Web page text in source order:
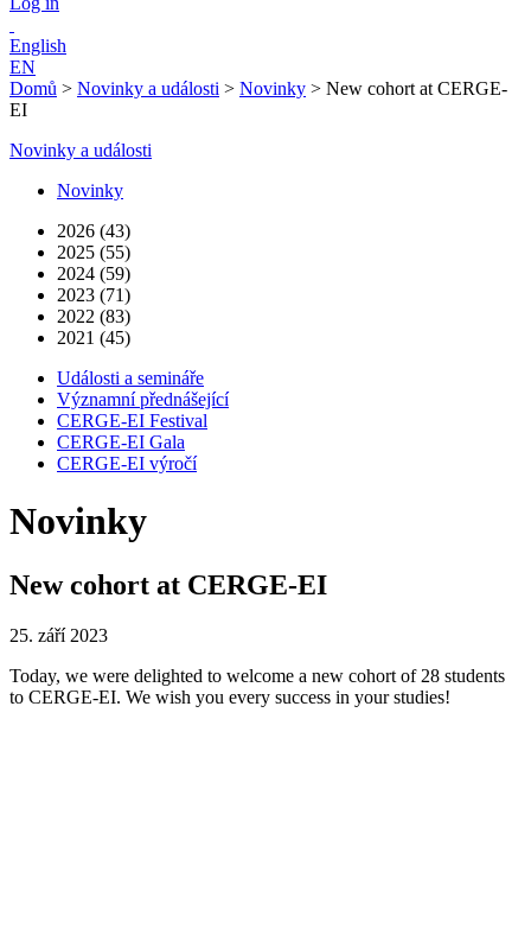
English
EN
Domů > Novinky a události > Novinky > New cohort at CERGE-
EI
Novinky a události
Novinky
2026 (43)
2025 (55)
2024 (59)
2023 (71)
2022 (83)
2021 (45)
Události a semináře
Významní přednášející
CERGE-EI Festival
CERGE-EI Gala
CERGE-EI výročí
Novinky
New cohort at CERGE-EI
25. září 2023
Today, we were delighted to welcome a new cohort of 28 students
to CERGE-EI. We wish you every success in your studies!